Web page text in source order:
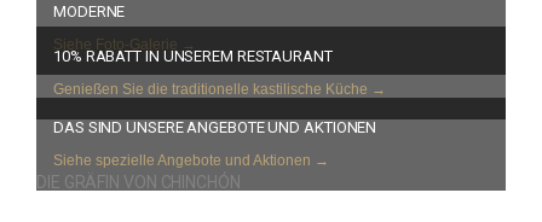
MODERNE
Siehe Foto-Galerie →
10% RABATT IN UNSEREM RESTAURANT
Genießen Sie die traditionelle kastilische Küche →
DAS SIND UNSERE ANGEBOTE UND AKTIONEN
Siehe spezielle Angebote und Aktionen →
DIE GRÄFIN VON CHINCHÓN